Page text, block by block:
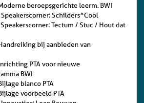
beroepsgerichte leerm. BWI
Schilders^Cool
Tectum / Stuc / Hout dat
bij aanbieden van
PTA voor nieuwe
BWI
blanco PTA
voorbeeld PTA